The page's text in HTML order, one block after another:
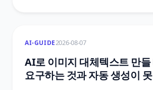
정리했어요.
AI-GUIDE2026-08-07
AI로 이미지 대체텍스트 만
요구하는 것과 자동 생성이